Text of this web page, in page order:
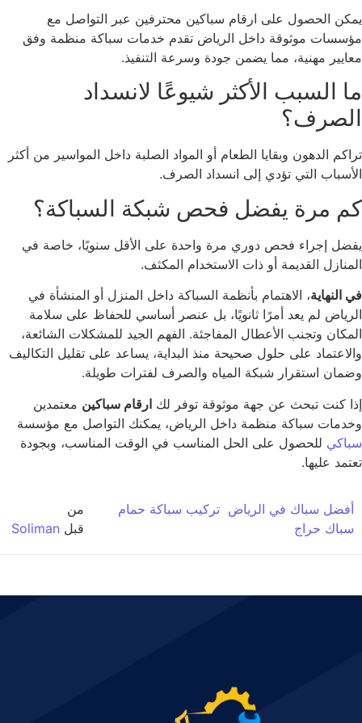
الحصول على ارقام سباكين محترفين عبر التواصل مع
موثوقة داخل الرياض تقدم خدمات سباكة منظمة وفق
مهنية، مما يضمن جودة وسرعة التنفيذ.
السبب الأكثر شيوعًا لانسداد
الدهون وبقايا الطعام أو المواد الصلبة داخل المواسير من أكثر
التي تؤدي إلى انسداد الصرف.
مرة يفضل فحص شبكة السباكة؟
إجراء فحص دوري مرة واحدة على الأقل سنويًا، خاصة في
القديمة أو ذات الاستخدام المكثف.
النهاية، الاهتمام بأنظمة السباكة داخل المنزل أو المنشأة في
لم يعد أمرًا ثانويًا، بل عنصر أساسي للحفاظ على سلامة
وتجنب الأعطال المفاجئة. الفهم الجيد للمشكلات الشائعة،
على حلول صحيحة منذ البداية، يساعد على تقليل التكاليف
استقرار شبكة المياه والصرف لفترات طويلة.
كنت تبحث عن جهة موثوقة توفر لكارقام سباكينمعتمدين
سباكة منظمة داخل الرياض، يمكنك التواصل مع مؤسسة
للحصول على الحل المناسب في الوقت المناسب، وبجودة
عليها.
سباك في الرياض تركيب سباكة حمام
حراج
من
قبل Soliman